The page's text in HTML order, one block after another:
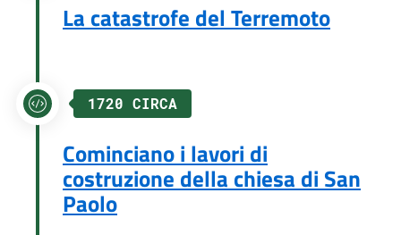
La catastrofe del Terremoto
1720 CIRCA
Cominciano i lavori di
costruzione della chiesa di San
Paolo